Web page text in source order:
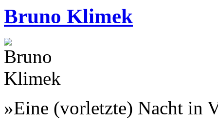
Bruno Klimek
»Eine (vorletzte) Nacht in